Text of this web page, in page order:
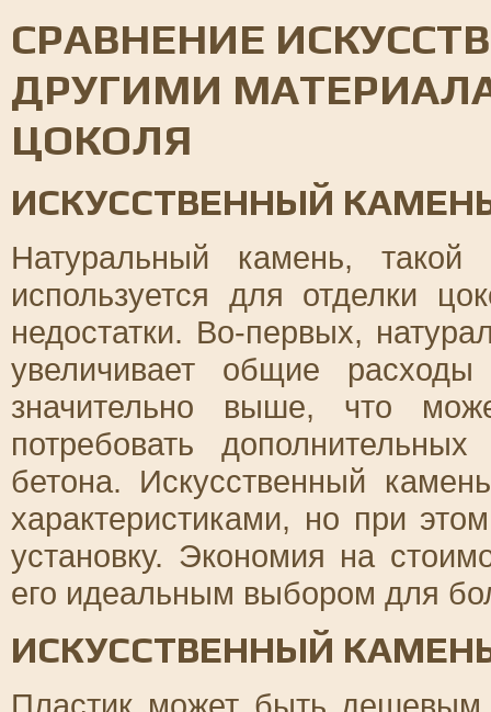
СРАВНЕНИЕ
ДРУГИМИ
ЦОКОЛЯ
ИСКУССТВЕННЫЙ
Натуральный камень,
используется для отделки
недостатки. Во-первых,
увеличивает общие
значительно выше, что
потребовать
бетона. Искусственный
характеристиками, но при
установку. Экономия на
его идеальным выбором для
ИСКУССТВЕННЫЙ